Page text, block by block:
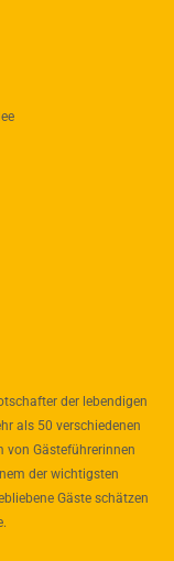
der lebendigen
als 50 verschiedenen
von Gästeführerinnen
der wichtigsten
Gäste schätzen